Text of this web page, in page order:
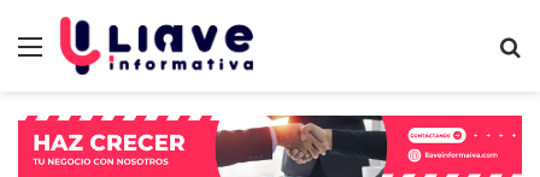
Menú